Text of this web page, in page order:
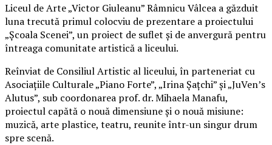
Liceul de Arte „Victor Giuleanu” Râmnicu Vâlcea a găzduit
luna trecută primul colocviu de prezentare a proiectului
„Școala Scenei”, un proiect de suflet și de anvergură pentru
întreaga comunitate artistică a liceului.
Reînviat de Consiliul Artistic al liceului, în parteneriat cu
Asociațiile Culturale „Piano Forte”, „Irina Șațchi” și „JuVen’s
Alutus”, sub coordonarea prof. dr. Mihaela Manafu,
proiectul capătă o nouă dimensiune și o nouă misiune:
muzică, arte plastice, teatru, reunite într-un singur drum
spre scenă.